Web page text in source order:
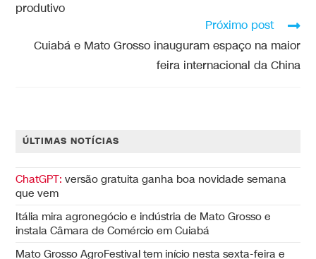
produtivo
Próximo post
Cuiabá e Mato Grosso inauguram espaço na maior
feira internacional da China
ÚLTIMAS NOTÍCIAS
ChatGPT: versão gratuita ganha boa novidade semana
que vem
Itália mira agronegócio e indústria de Mato Grosso e
instala Câmara de Comércio em Cuiabá
Mato Grosso AgroFestival tem início nesta sexta-feira e